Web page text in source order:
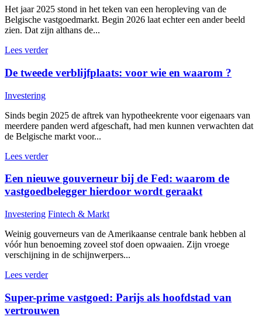
Het jaar 2025 stond in het teken van een heropleving van de
Belgische vastgoedmarkt. Begin 2026 laat echter een ander beeld
zien. Dat zijn althans de...
Lees verder
De tweede verblijfplaats: voor wie en waarom ?
Investering
Sinds begin 2025 de aftrek van hypotheekrente voor eigenaars van
meerdere panden werd afgeschaft, had men kunnen verwachten dat
de Belgische markt voor...
Lees verder
Een nieuwe gouverneur bij de Fed: waarom de
vastgoedbelegger hierdoor wordt geraakt
Investering Fintech & Markt
Weinig gouverneurs van de Amerikaanse centrale bank hebben al
vóór hun benoeming zoveel stof doen opwaaien. Zijn vroege
verschijning in de schijnwerpers...
Lees verder
Super-prime vastgoed: Parijs als hoofdstad van
vertrouwen